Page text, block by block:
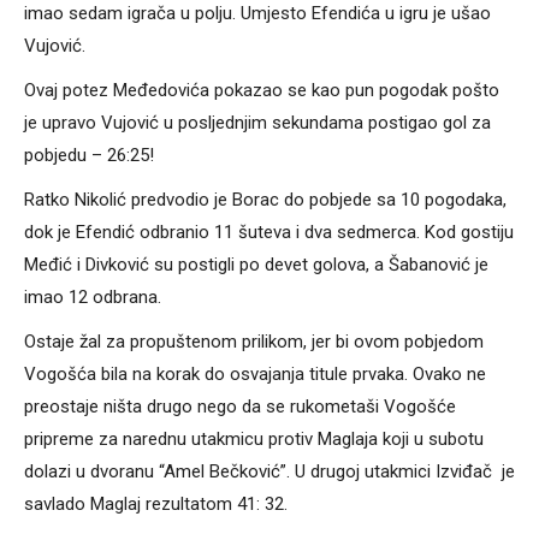
imao sedam igrača u polju. Umjesto Efendića u igru je ušao
Vujović.
Ovaj potez Međedovića pokazao se kao pun pogodak pošto
je upravo Vujović u posljednjim sekundama postigao gol za
pobjedu – 26:25!
Ratko Nikolić predvodio je Borac do pobjede sa 10 pogodaka,
dok je Efendić odbranio 11 šuteva i dva sedmerca. Kod gostiju
Međić i Divković su postigli po devet golova, a Šabanović je
imao 12 odbrana.
Ostaje žal za propuštenom prilikom, jer bi ovom pobjedom
Vogošća bila na korak do osvajanja titule prvaka. Ovako ne
preostaje ništa drugo nego da se rukometaši Vogošće
pripreme za narednu utakmicu protiv Maglaja koji u subotu
dolazi u dvoranu “Amel Bečković”. U drugoj utakmici Izviđač je
savlado Maglaj rezultatom 41: 32.